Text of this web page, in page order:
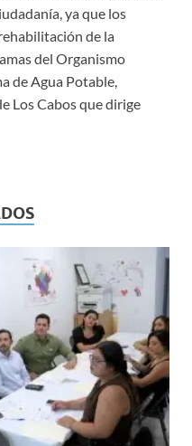
ya que los
de la
del Organismo
de Agua Potable,
Los Cabos que dirige